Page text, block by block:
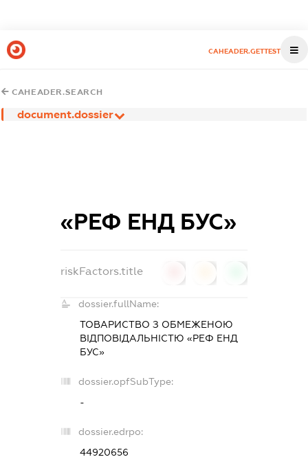
CAHEADER.GETTEST
CAHEADER.SEARCH
document.dossier
«РЕФ ЕНД БУС»
riskFactors.title
dossier.fullName:
ТОВАРИСТВО З ОБМЕЖЕНОЮ
ВІДПОВІДАЛЬНІСТЮ «РЕФ ЕНД
БУС»
dossier.opfSubType:
-
dossier.edrpo:
44920656